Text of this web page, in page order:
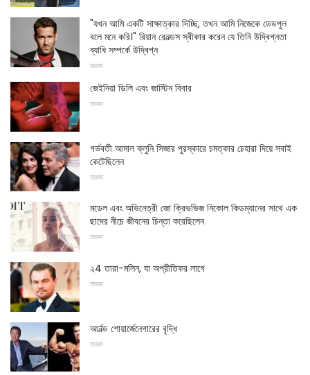
"যখন আমি একটি সাক্ষাত্কার দিচ্ছি, তখন আমি নিজেকে ডেডপুল
বলে মনে করি।" রিয়ান রেনল্ডস স্বীকার করেন যে তিনি উদ্বিগ্নতা
ব্যাধি সম্পর্কে উদ্বিগ্ন
তারকা
জেইনিয়া ডিলি এবং জাস্টিন বিবার
তারকা
গর্ভবতী আমাল ক্লুনি সিজার পুরস্কারে চমত্কার চেহারা দিয়ে সবাই
কেটেছিলেন
তারকা
মডেল এবং অভিনেত্রী জো ক্রিভভিজ নিকোল কিডম্যানের সাথে এক
ছাদের নীচে জীবনের চিন্তা করেছিলেন
তারকা
২4 তারা-মলিন, যা অপ্রীতিকর লাগে
তারকা
আর্নল্ড শোয়ার্জেনেগারের বৃদ্ধি
তারকা